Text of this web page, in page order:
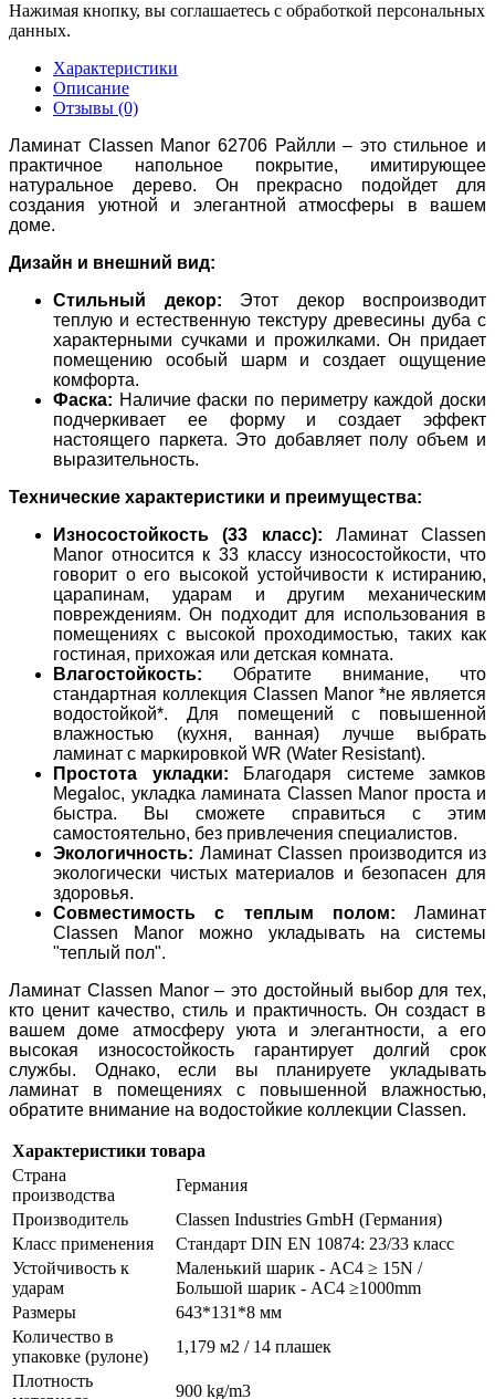
Нажимая кнопку, вы соглашаетесь с обработкой персональных
данных.
Характеристики
Описание
Отзывы (0)
Ламинат Classen Manor 62706 Райлли – это стильное и
практичное напольное покрытие, имитирующее
натуральное дерево. Он прекрасно подойдет для
создания уютной и элегантной атмосферы в вашем
доме.
Дизайн и внешний вид:
Стильный декор: Этот декор воспроизводит
теплую и естественную текстуру древесины дуба с
характерными сучками и прожилками. Он придает
помещению особый шарм и создает ощущение
комфорта.
Фаска: Наличие фаски по периметру каждой доски
подчеркивает ее форму и создает эффект
настоящего паркета. Это добавляет полу объем и
выразительность.
Технические характеристики и преимущества:
Износостойкость (33 класс): Ламинат Classen
Manor относится к 33 классу износостойкости, что
говорит о его высокой устойчивости к истиранию,
царапинам, ударам и другим механическим
повреждениям. Он подходит для использования в
помещениях с высокой проходимостью, таких как
гостиная, прихожая или детская комната.
Влагостойкость: Обратите внимание, что
стандартная коллекция Classen Manor *не является
водостойкой*. Для помещений с повышенной
влажностью (кухня, ванная) лучше выбрать
ламинат с маркировкой WR (Water Resistant).
Простота укладки: Благодаря системе замков
Megaloc, укладка ламината Classen Manor проста и
быстра. Вы сможете справиться с этим
самостоятельно, без привлечения специалистов.
Экологичность: Ламинат Classen производится из
экологически чистых материалов и безопасен для
здоровья.
Совместимость с теплым полом: Ламинат
Classen Manor можно укладывать на системы
"теплый пол".
Ламинат Classen Manor – это достойный выбор для тех,
кто ценит качество, стиль и практичность. Он создаст в
вашем доме атмосферу уюта и элегантности, а его
высокая износостойкость гарантирует долгий срок
службы. Однако, если вы планируете укладывать
ламинат в помещениях с повышенной влажностью,
обратите внимание на водостойкие коллекции Classen.
Характеристики товара
Страна
производства
Германия
Производитель
Classen Industries GmbH (Германия)
Класс применения
Стандарт DIN EN 10874: 23/33 класс
Устойчивость к
ударам
Маленький шарик - AC4 ≥ 15N /
Большой шарик - AC4 ≥1000mm
Размеры
643*131*8 мм
Количество в
упаковке (рулоне)
1,179 м2 / 14 плашек
Плотность
900 kg/m3